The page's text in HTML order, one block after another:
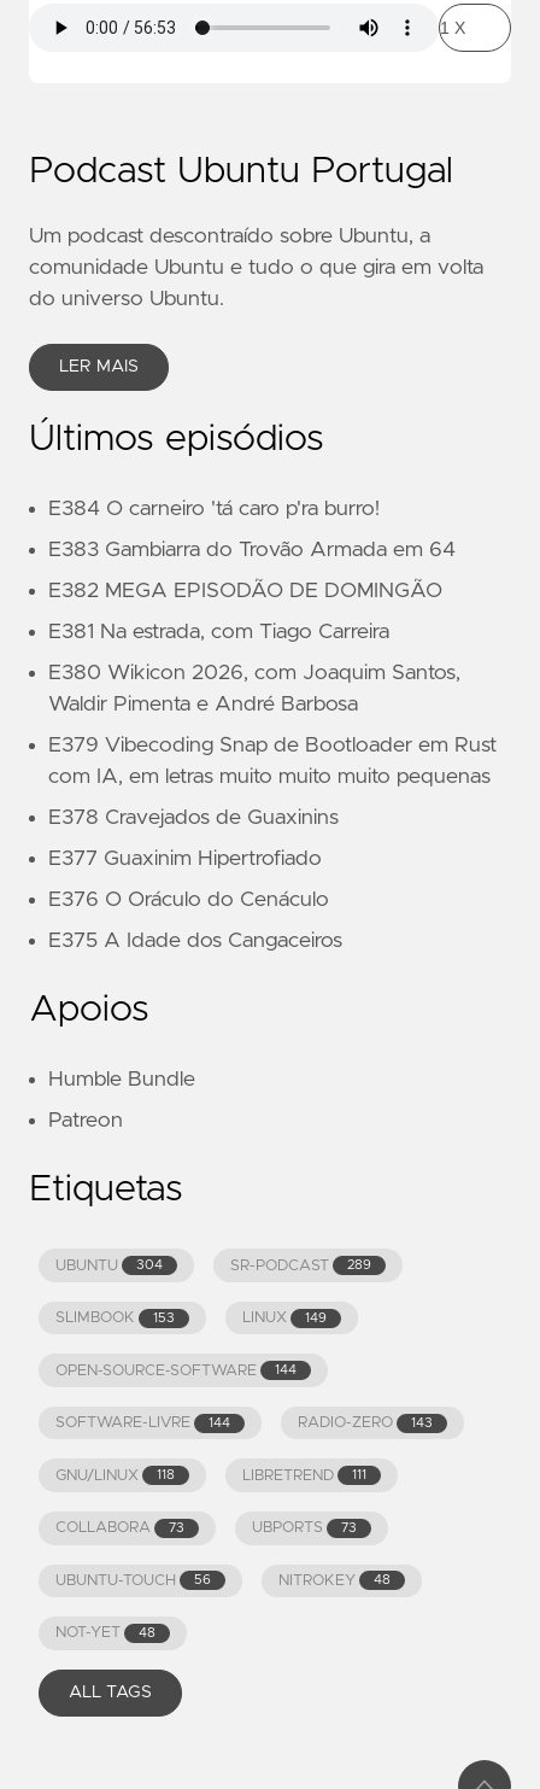
Podcast Ubuntu Portugal
Um podcast descontraído sobre Ubuntu, a
comunidade Ubuntu e tudo o que gira em volta
do universo Ubuntu.
LER MAIS
Últimos episódios
E384 O carneiro 'tá caro p'ra burro!
E383 Gambiarra do Trovão Armada em 64
E382 MEGA EPISODÃO DE DOMINGÃO
E381 Na estrada, com Tiago Carreira
E380 Wikicon 2026, com Joaquim Santos,
Waldir Pimenta e André Barbosa
E379 Vibecoding Snap de Bootloader em Rust
com IA, em letras muito muito muito pequenas
E378 Cravejados de Guaxinins
E377 Guaxinim Hipertrofiado
E376 O Oráculo do Cenáculo
E375 A Idade dos Cangaceiros
Apoios
Humble Bundle
Patreon
Etiquetas
UBUNTU 304 SR-PODCAST 289
SLIMBOOK 153 LINUX 149
OPEN-SOURCE-SOFTWARE 144
SOFTWARE-LIVRE 144 RADIO-ZERO 143
GNU/LINUX 118 LIBRETREND 111
COLLABORA 73 UBPORTS 73
UBUNTU-TOUCH 56 NITROKEY 48
NOT-YET 48
ALL TAGS